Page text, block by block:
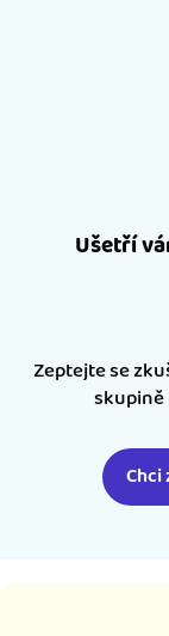
Ušetří
Zeptejte se
skupině
Chci